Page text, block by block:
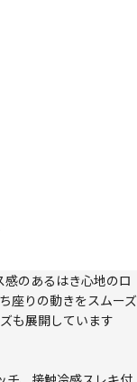
のあるはき心地のロ
座りの動きをスムーズ
も展開しています